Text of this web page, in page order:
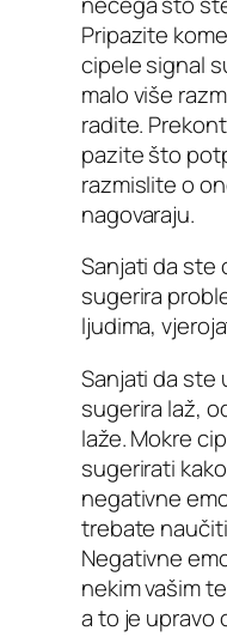
Pripazite
cipele signal
malo više
radite.
pazite što
razmislite o
nagovaraju.
Sanjati da ste
sugerira
ljudima,
Sanjati da ste
sugerira laž,
laže. Mokre
sugerirati
negativne
trebate
Negativne
nekim vašim
a to je upravo